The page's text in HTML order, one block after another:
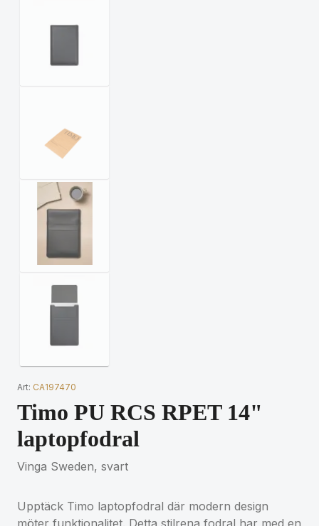
Art: CA197470
Timo PU RCS RPET 14"
laptopfodral
Vinga Sweden, svart
Upptäck Timo laptopfodral där modern design
möter funktionalitet. Detta stilrena fodral har med en